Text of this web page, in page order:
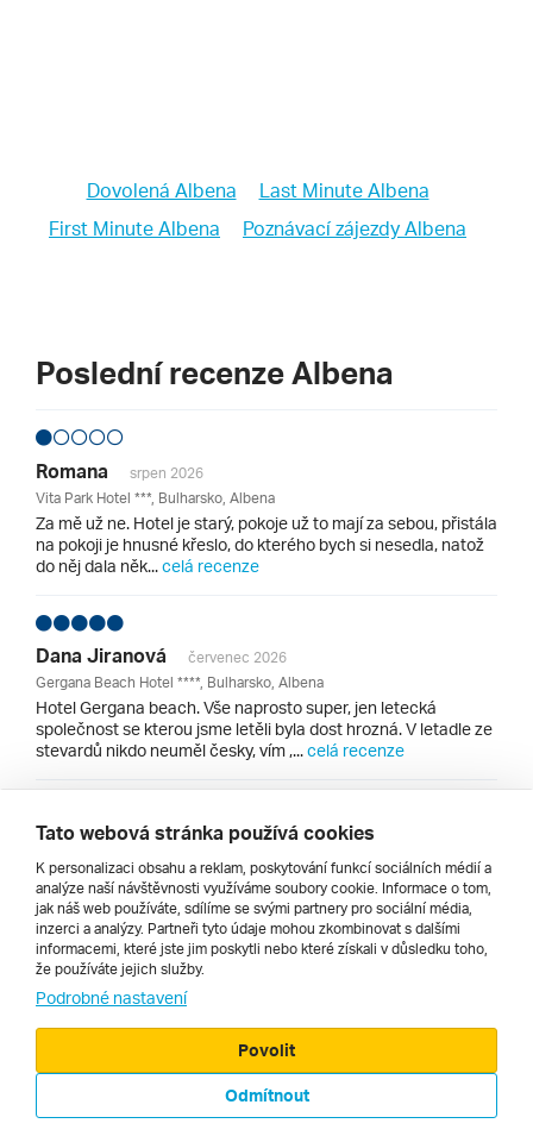
Dovolená Albena
Last Minute Albena
First Minute Albena
Poznávací zájezdy Albena
Poslední recenze Albena
Romana
srpen 2026
Vita Park Hotel ***, Bulharsko, Albena
Za mě už ne. Hotel je starý, pokoje už to mají za sebou, přistála
na pokoji je hnusné křeslo, do kterého bych si nesedla, natož
do něj dala něk...celá recenze
Dana Jiranová
červenec 2026
Gergana Beach Hotel ****, Bulharsko, Albena
Hotel Gergana beach. Vše naprosto super, jen letecká
společnost se kterou jsme letěli byla dost hrozná. V letadle ze
stevardů nikdo neuměl česky, vím ,...celá recenze
V.T.
červenec 2026
Calimera Ralitsa Superior Hotel ****, Bulharsko, Albena
Už nikdy. Špatný hotel...celá recenze
Všechny recenze hotelů v lokalitě Albena
Tato webová stránka používá cookies
K personalizaci obsahu a reklam, poskytování funkcí sociálních médií a
analýze naší návštěvnosti využíváme soubory cookie. Informace o tom,
jak náš web používáte, sdílíme se svými partnery pro sociální média,
inzerci a analýzy. Partneři tyto údaje mohou zkombinovat s dalšími
informacemi, které jste jim poskytli nebo které získali v důsledku toho,
že používáte jejich služby.
Podrobné nastavení
Odmítnout
Povolit